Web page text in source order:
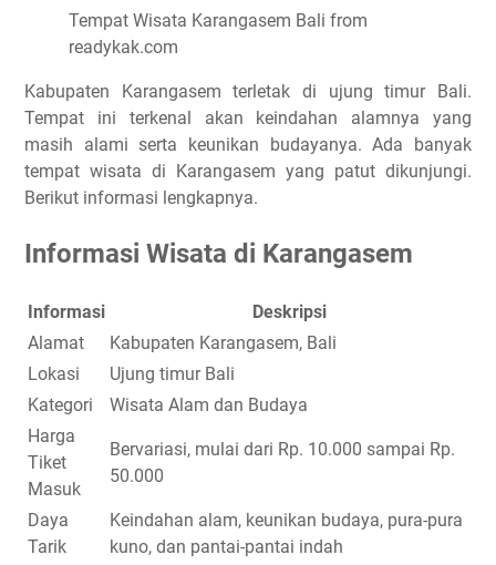
Tempat Wisata Karangasem Bali from
readykak.com
Kabupaten Karangasem terletak di ujung timur Bali.
Tempat ini terkenal akan keindahan alamnya yang
masih alami serta keunikan budayanya. Ada banyak
tempat wisata di Karangasem yang patut dikunjungi.
Berikut informasi lengkapnya.
Informasi Wisata di Karangasem
Informasi
Deskripsi
Alamat
Kabupaten Karangasem, Bali
Lokasi
Ujung timur Bali
Kategori
Wisata Alam dan Budaya
Harga
Tiket
Masuk
Bervariasi, mulai dari Rp. 10.000 sampai Rp.
50.000
Daya
Tarik
Keindahan alam, keunikan budaya, pura-pura
kuno, dan pantai-pantai indah